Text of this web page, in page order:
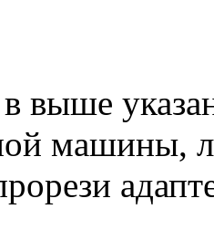
выше
машины,